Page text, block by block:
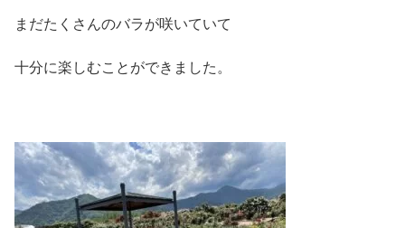
まだたくさんのバラが咲いていて
十分に楽しむことができました。